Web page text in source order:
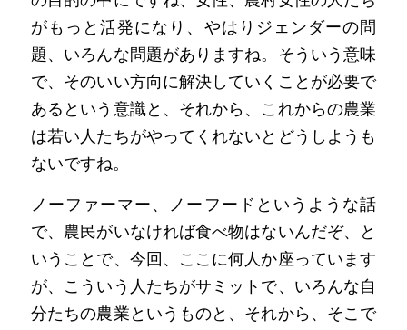
がもっと活発になり、やはりジェンダーの問
題、いろんな問題がありますね。そういう意味
で、そのいい方向に解決していくことが必要で
あるという意識と、それから、これからの農業
は若い人たちがやってくれないとどうしようも
ないですね。
ノーファーマー、ノーフードというような話
で、農民がいなければ食べ物はないんだぞ、と
いうことで、今回、ここに何人か座っています
が、こういう人たちがサミットで、いろんな自
分たちの農業というものと、それから、そこで